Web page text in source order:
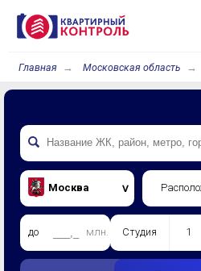
Главная Московская область
Москва
до млн. Студия 1